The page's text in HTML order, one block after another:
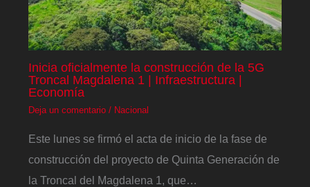
Inicia oficialmente la construcción de la 5G
Troncal Magdalena 1 | Infraestructura |
Economía
Deja un comentario / Nacional
Este lunes se firmó el acta de inicio de la fase de
construcción del proyecto de Quinta Generación de
la Troncal del Magdalena 1, que…